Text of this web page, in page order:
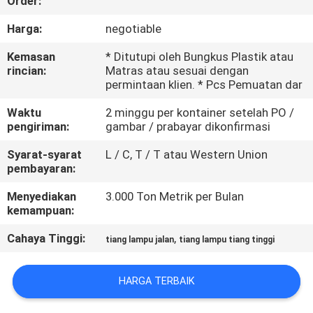
TUR
PABRIK
KUALITAS
HUBUNGI
KAMI
BERITA
PERMINTAAN
PENAWARAN
Harga:
negotiable
Kemasan
rincian:
* Ditutupi oleh Bungkus Plastik atau
Matras atau sesuai dengan
permintaan klien. * Pcs Pemuatan dar
Waktu
pengiriman:
2 minggu per kontainer setelah PO /
gambar / prabayar dikonfirmasi
Syarat-syarat
pembayaran:
L / C, T / T atau Western Union
Menyediakan
kemampuan:
3.000 Ton Metrik per Bulan
Cahaya Tinggi: tiang lampu jalan, tiang lampu tiang tinggi
HARGA TERBAIK